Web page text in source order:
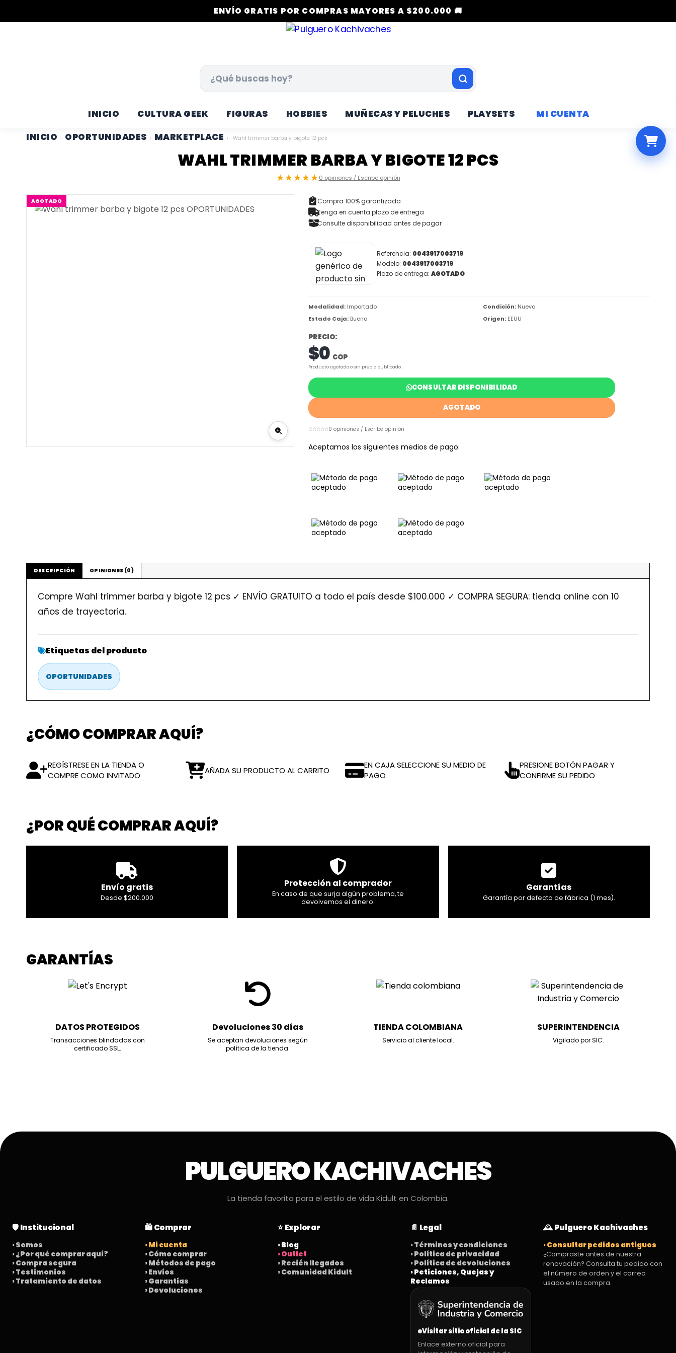
ENVÍO GRATIS POR COMPRAS MAYORES A $200.000 🚚
INICIO CULTURA GEEK FIGURAS HOBBIES MUÑECAS Y PELUCHES PLAYSETS
MI CUENTA
INICIO › OPORTUNIDADES › MARKETPLACE › Wahl trimmer barba y bigote 12 pcs
WAHL TRIMMER BARBA Y BIGOTE 12 PCS
★★★★★0 opiniones / Escribe opinión
AGOTADO
Compra 100% garantizada
Tenga en cuenta plazo de entrega
Consulte disponibilidad antes de pagar
Referencia: 0043917003719
Modelo: 0043917003719
Plazo de entrega:AGOTADO
Modalidad: Importado Condición:Nuevo
Estado Caja: Bueno Origen:EEUU
PRECIO:
$0 COP
Producto agotado o sin precio publicado.
CONSULTAR DISPONIBILIDAD
AGOTADO
☆☆☆☆☆0 opiniones / Escribe opinión
Aceptamos los siguientes medios de pago:
DESCRIPCIÓN OPINIONES (0)
Compre Wahl trimmer barba y bigote 12 pcs ✓ ENVÍO GRATUITO a todo el país desde $100.000 ✓ COMPRA SEGURA: tienda online con 10
años de trayectoria.
Etiquetas del producto
OPORTUNIDADES
¿CÓMO COMPRAR AQUÍ?
REGÍSTRESE EN LA TIENDA O
COMPRE COMO INVITADO
AÑADA SU PRODUCTO AL CARRITO
EN CAJA SELECCIONE SU MEDIO DE
PAGO
PRESIONE BOTÓN PAGAR Y
CONFIRME SU PEDIDO
¿POR QUÉ COMPRAR AQUÍ?
Envío gratis
Desde $200.000
Protección al comprador
En caso de que surja algún problema, te
devolvemos el dinero.
Garantías
Garantía por defecto de fábrica (1 mes).
GARANTÍAS
DATOS PROTEGIDOS
Transacciones blindadas con
certificado SSL.
Devoluciones 30 días
Se aceptan devoluciones según
política de la tienda.
TIENDA COLOMBIANA
Servicio al cliente local.
SUPERINTENDENCIA
Vigilado por SIC.
PULGUERO KACHIVACHES
La tienda favorita para el estilo de vida Kidult en Colombia.
🛡️ Institucional
› Somos
› ¿Por qué comprar aquí?
› Compra segura
› Testimonios
› Tratamiento de datos
🛍️ Comprar
› Mi cuenta
› Cómo comprar
› Métodos de pago
› Envíos
› Garantías
› Devoluciones
⭐ Explorar
› Blog
› Outlet
› Recién llegados
› Comunidad Kidult
📄 Legal
› Términos y condiciones
› Política de privacidad
› Política de devoluciones
› Peticiones, Quejas y
Reclamos
Visitar sitio oficial de la SIC
Enlace externo oficial para
🕰️ Pulguero Kachivaches
› Consultar pedidos antiguos
¿Compraste antes de nuestra
renovación? Consulta tu pedido con
el número de orden y el correo
usado en la compra.